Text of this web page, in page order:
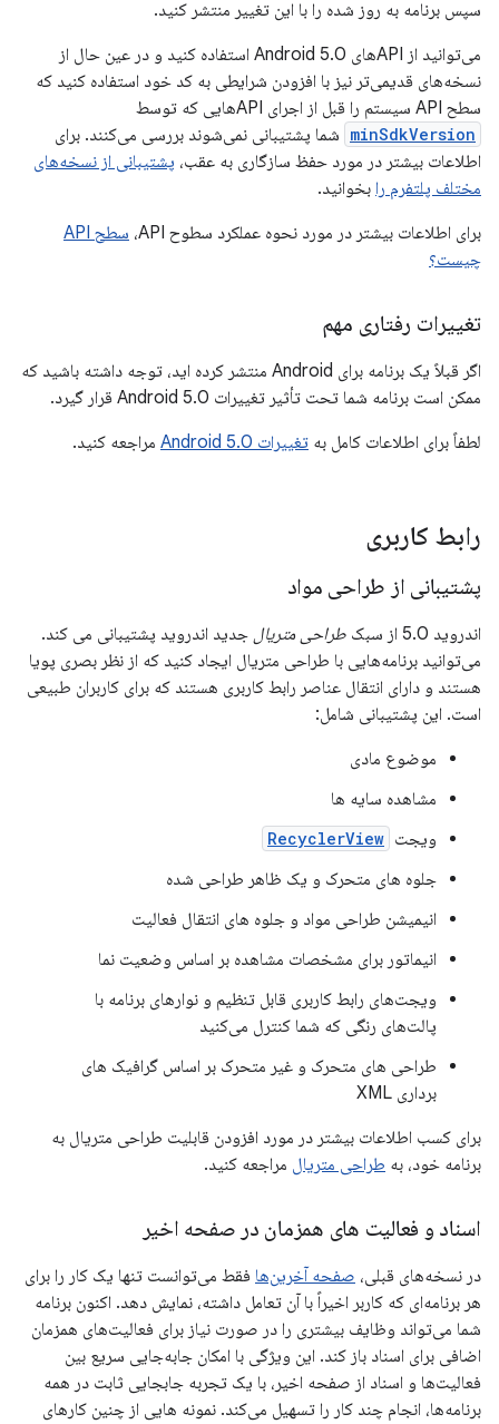
سپس برنامه به روز شده را با این تغییر منتشر کنید.
می‌توانید از APIهای Android 5.0 استفاده کنید و در عین حال از
نسخه‌های قدیمی‌تر نیز با افزودن شرایطی به کد خود استفاده کنید که
سطح API سیستم را قبل از اجرای APIهایی که توسط
minSdkVersion شما پشتیبانی نمی‌شوند بررسی می‌کنند. برای
اطلاعات بیشتر در مورد حفظ سازگاری به عقب، پشتیبانی از نسخه‌های
مختلف پلتفرم را بخوانید.
برای اطلاعات بیشتر در مورد نحوه عملکرد سطوح API،
سطح API
چیست؟
تغییرات رفتاری مهم
اگر قبلاً یک برنامه برای Android منتشر کرده اید، توجه داشته باشید که
ممکن است برنامه شما تحت تأثیر تغییرات Android 5.0 قرار گیرد.
لطفاً برای اطلاعات کامل به تغییرات Android 5.0 مراجعه کنید.
رابط کاربری
پشتیبانی از طراحی مواد
اندروید 5.0 از سبک طراحی متریال جدید اندروید پشتیبانی می کند.
می‌توانید برنامه‌هایی با طراحی متریال ایجاد کنید که از نظر بصری پویا
هستند و دارای انتقال عناصر رابط کاربری هستند که برای کاربران طبیعی
است. این پشتیبانی شامل:
موضوع مادی
مشاهده سایه ها
ویجت RecyclerView
جلوه های متحرک و یک ظاهر طراحی شده
انیمیشن طراحی مواد و جلوه های انتقال فعالیت
انیماتور برای مشخصات مشاهده بر اساس وضعیت نما
ویجت‌های رابط کاربری قابل تنظیم و نوارهای برنامه با
پالت‌های رنگی که شما کنترل می‌کنید
طراحی های متحرک و غیر متحرک بر اساس گرافیک های
برداری XML
برای کسب اطلاعات بیشتر در مورد افزودن قابلیت طراحی متریال به
برنامه خود، به طراحی متریال مراجعه کنید.
اسناد و فعالیت های همزمان در صفحه اخیر
در نسخه‌های قبلی، صفحه آخرین‌ها فقط می‌توانست تنها یک کار را برای
هر برنامه‌ای که کاربر اخیراً با آن تعامل داشته، نمایش دهد. اکنون برنامه
شما می‌تواند وظایف بیشتری را در صورت نیاز برای فعالیت‌های همزمان
اضافی برای اسناد باز کند. این ویژگی با امکان جابه‌جایی سریع بین
فعالیت‌ها و اسناد از صفحه اخیر، با یک تجربه جابجایی ثابت در همه
برنامه‌ها، انجام چند کار را تسهیل می‌کند. نمونه هایی از چنین کارهای